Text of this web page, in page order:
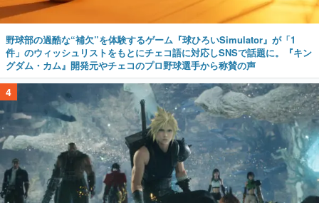
野球部の過酷な“補欠”を体験するゲーム『球ひろいSimulator』が「1
件」のウィッシュリストをもとにチェコ語に対応しSNSで話題に。『キン
グダム・カム』開発元やチェコのプロ野球選手から称賛の声
4